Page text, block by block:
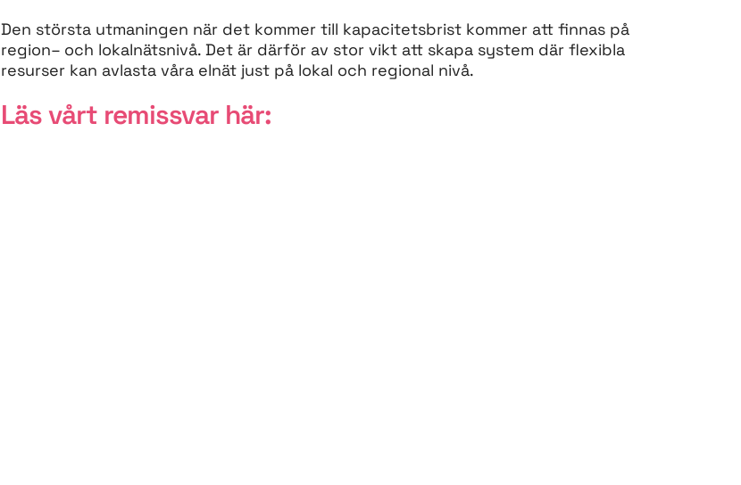
Den största utmaningen när det kommer till kapacitetsbrist kommer att finnas på
region– och lokalnätsnivå. Det är därför av stor vikt att skapa system där flexibla
resurser kan avlasta våra elnät just på lokal och regional nivå.
Läs vårt remissvar här: